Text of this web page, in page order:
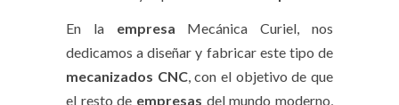
En la empresa Mecánica Curiel, nos
dedicamos a diseñar y fabricar este tipo de
mecanizados CNC, con el objetivo de que
el resto de empresas del mundo moderno,